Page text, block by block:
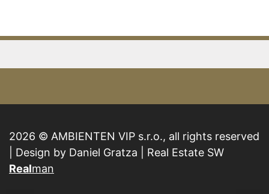
2026 © AMBIENTEN VIP s.r.o., all rights reserved
| Design by Daniel Gratza | Real Estate SW
Realman